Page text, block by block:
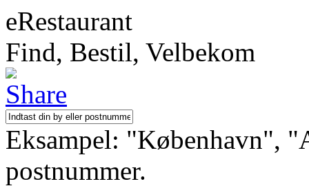
eRestaurant
Find, Bestil, Velbekom
Eksampel: "København",
postnummer.